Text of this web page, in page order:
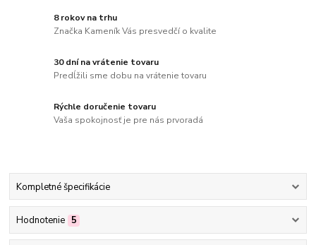
8 rokov na trhu
Značka Kameník Vás presvedčí o kvalite
30 dní na vrátenie tovaru
Predĺžili sme dobu na vrátenie tovaru
Rýchle doručenie tovaru
Vaša spokojnosť je pre nás prvoradá
Kompletné špecifikácie
Hodnotenie 5